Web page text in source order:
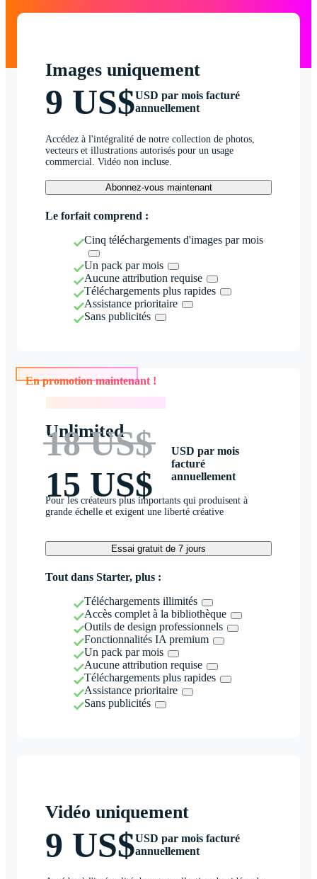
Images uniquement
9 US$USD par mois facturé
annuellement
Accédez à l'intégralité de notre collection de photos,
vecteurs et illustrations autorisés pour un usage
commercial. Vidéo non incluse.
Abonnez-vous maintenant
Le forfait comprend :
Cinq téléchargements d'images par mois
Un pack par mois
Aucune attribution requise
Téléchargements plus rapides
Assistance prioritaire
Sans publicités
En promotion maintenant !
Unlimited
18 US$
15 US$
USD par mois
facturé
annuellement
Pour les créateurs plus importants qui produisent à
grande échelle et exigent une liberté créative
Essai gratuit de 7 jours
Tout dans Starter, plus :
Téléchargements illimités
Accès complet à la bibliothèque
Outils de design professionnels
Fonctionnalités IA premium
Un pack par mois
Aucune attribution requise
Téléchargements plus rapides
Assistance prioritaire
Sans publicités
Vidéo uniquement
9 US$USD par mois facturé
annuellement